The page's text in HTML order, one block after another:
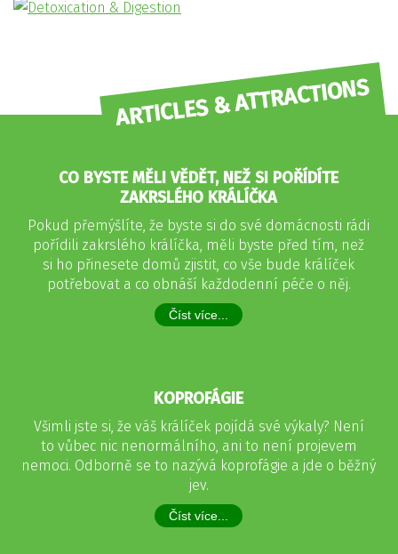
ARTICLES & ATTRACTIONS
CO BYSTE MĚLI VĚDĚT, NEŽ SI POŘÍDÍTE
ZAKRSLÉHO KRÁLÍČKA
Pokud přemýšlíte, že byste si do své domácnosti rádi
pořídili zakrslého králíčka, měli byste před tím, než
si ho přinesete domů zjistit, co vše bude králíček
potřebovat a co obnáší každodenní péče o něj.
Číst více...
KOPROFÁGIE
Všimli jste si, že váš králíček pojídá své výkaly? Není
to vůbec nic nenormálního, ani to není projevem
nemoci. Odborně se to nazývá koprofágie a jde o běžný
jev.
Číst více...